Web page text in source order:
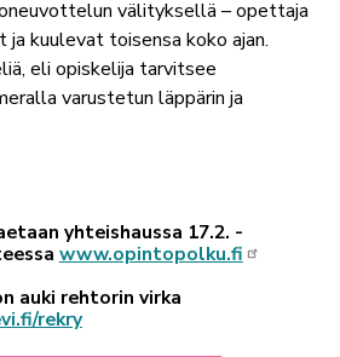
välityksellä – opettaja
ja kuulevat toisensa koko ajan.
eli opiskelija tarvitsee
varustetun läppärin ja
yhteishaussa 17.2. -
www.opintopolku.fi
auki rehtorin virka
rekry